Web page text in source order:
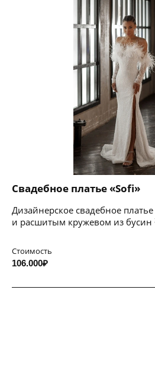
Свадебное платье «Sofi»
Дизайнерское свадебное
и расшитым кружевом из бусин
Стоимость
106.000₽